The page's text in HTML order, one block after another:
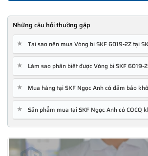
Những câu hỏi thường gặp
★ Tại sao nên mua Vòng bi SKF 6019-2Z tại
★ Làm sao phân biệt được Vòng bi SKF 6019-
★ Mua hàng tại SKF Ngọc Anh có đảm bảo
★ Sản phẩm mua tại SKF Ngọc Anh có COCQ